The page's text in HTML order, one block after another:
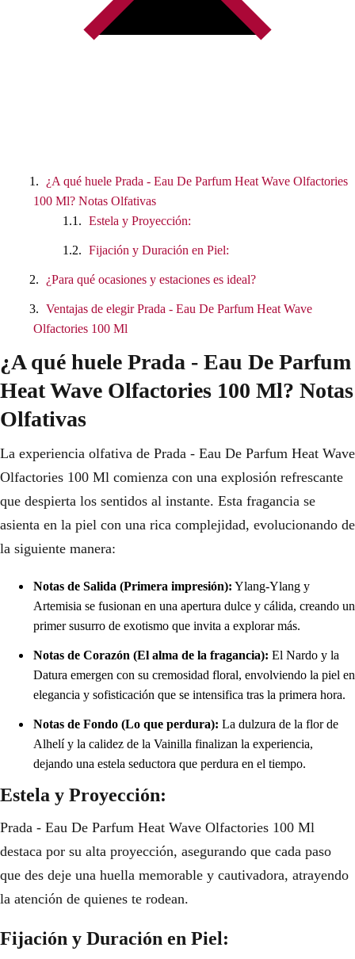
¿A qué huele Prada - Eau De Parfum Heat Wave Olfactories
100 Ml? Notas Olfativas
Estela y Proyección:
Fijación y Duración en Piel:
¿Para qué ocasiones y estaciones es ideal?
Ventajas de elegir Prada - Eau De Parfum Heat Wave
Olfactories 100 Ml
¿A qué huele Prada - Eau De Parfum
Heat Wave Olfactories 100 Ml? Notas
Olfativas
La experiencia olfativa de Prada - Eau De Parfum Heat Wave
Olfactories 100 Ml comienza con una explosión refrescante
que despierta los sentidos al instante. Esta fragancia se
asienta en la piel con una rica complejidad, evolucionando de
la siguiente manera:
Notas de Salida (Primera impresión): Ylang-Ylang y
Artemisia se fusionan en una apertura dulce y cálida, creando un
primer susurro de exotismo que invita a explorar más.
Notas de Corazón (El alma de la fragancia): El Nardo y la
Datura emergen con su cremosidad floral, envolviendo la piel en
elegancia y sofisticación que se intensifica tras la primera hora.
Notas de Fondo (Lo que perdura): La dulzura de la flor de
Alhelí y la calidez de la Vainilla finalizan la experiencia,
dejando una estela seductora que perdura en el tiempo.
Estela y Proyección:
Prada - Eau De Parfum Heat Wave Olfactories 100 Ml
destaca por su alta proyección, asegurando que cada paso
que des deje una huella memorable y cautivadora, atrayendo
la atención de quienes te rodean.
Fijación y Duración en Piel: